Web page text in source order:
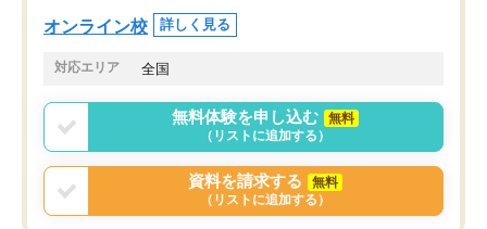
オンライン校 詳しく見る
対応エリア 全国
無料体験を申し込む
無料
（リストに追加する）
資料を請求する
無料
（リストに追加する）